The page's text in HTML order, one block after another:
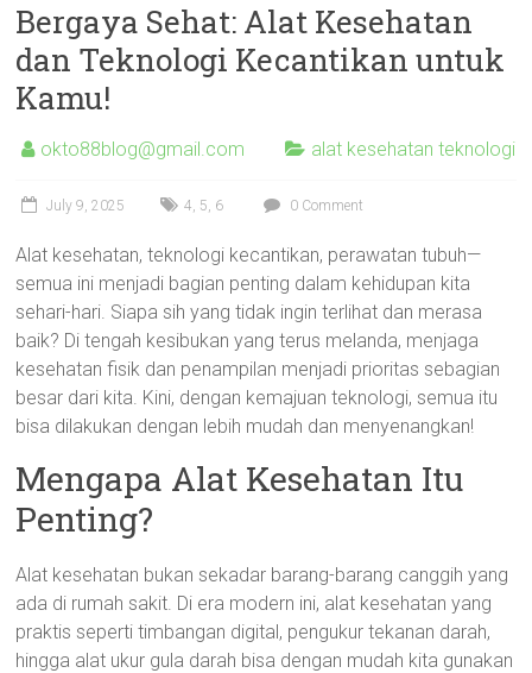
Bergaya Sehat: Alat Kesehatan
dan Teknologi Kecantikan untuk
Kamu!
okto88blog@gmail.com alat kesehatan teknologi
July 9, 2025 4, 5, 6 0 Comment
Alat kesehatan, teknologi kecantikan, perawatan tubuh—
semua ini menjadi bagian penting dalam kehidupan kita
sehari-hari. Siapa sih yang tidak ingin terlihat dan merasa
baik? Di tengah kesibukan yang terus melanda, menjaga
kesehatan fisik dan penampilan menjadi prioritas sebagian
besar dari kita. Kini, dengan kemajuan teknologi, semua itu
bisa dilakukan dengan lebih mudah dan menyenangkan!
Mengapa Alat Kesehatan Itu
Penting?
Alat kesehatan bukan sekadar barang-barang canggih yang
ada di rumah sakit. Di era modern ini, alat kesehatan yang
praktis seperti timbangan digital, pengukur tekanan darah,
hingga alat ukur gula darah bisa dengan mudah kita gunakan